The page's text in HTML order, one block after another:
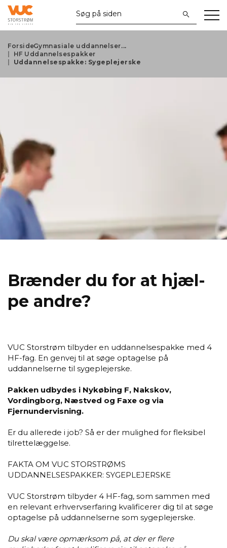
ForsideGymnasiale uddannelser
HF Uddannelsespakker
Uddannelsespakke: Sygeplejerske
Bræn­der du for at hjæl­
pe andre?
VUC Storstrøm tilbyder en uddannelsespakke med 4
HF-fag. En genvej til at søge optagelse på
uddannelserne til sygeplejerske.
Pakken udbydes i Nykøbing F, Nakskov,
Vordingborg, Næstved og Faxe og via
Fjernundervisning.
Er du allerede i job? Så er der mulighed for fleksibel
tilrettelæggelse.
FAKTA OM VUC STORSTRØMS
UDDANNELSESPAKKER: SYGEPLEJERSKE
VUC Storstrøm tilbyder 4 HF-fag, som sammen med
en relevant erhvervserfaring kvalificerer dig til at søge
optagelse på uddannelserne som sygeplejerske.
Du skal være opmærksom på, at der er flere